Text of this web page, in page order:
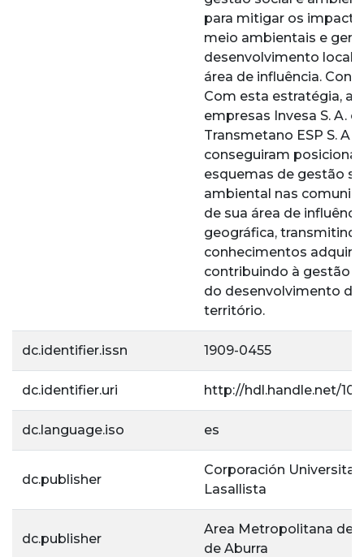
para mitigar os
meio ambientais e gerar
desenvolvimento local
área de influência.
Com esta estratégia, as
empresas Invesa S. A. e
Transmetano ESP S. A.
conseguiram
esquemas de gestão
ambiental nas
de sua área de
geográfica,
conhecimentos
contribuindo à gestão e
do desenvolvimento do
território.
dc.identifier.issn 1909-0455
dc.identifier.uri http://hdl.handle.net/
dc.language.iso es
dc.publisher
Corporación
Lasallista
dc.publisher
Area Metropolitana del
de Aburra